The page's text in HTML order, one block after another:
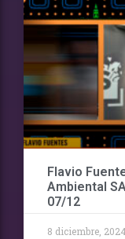
Flavio
Ambiental
07/12
8 diciembre, 2024